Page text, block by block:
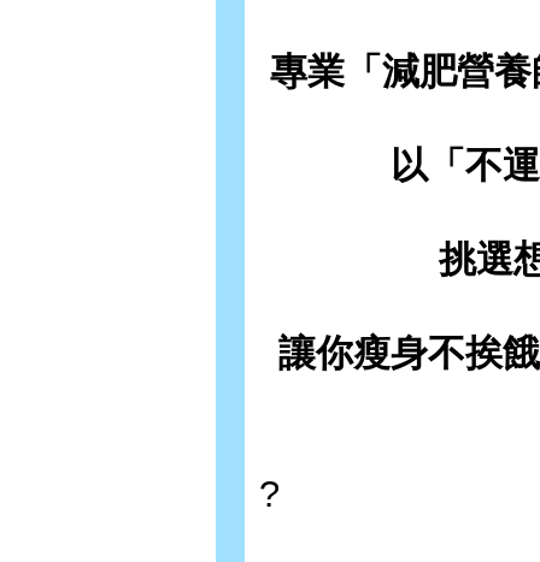
專業「減肥營
以「不
挑選
讓你瘦身不挨
?